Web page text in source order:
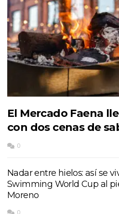
El Mercado Faena
con dos cenas de
0
Nadar entre hielos: así se
Swimming World Cup al
Moreno
0